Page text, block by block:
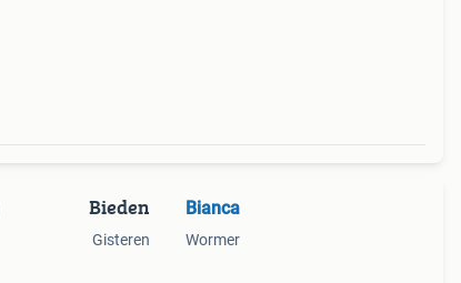
Bieden
Gisteren
Bianca
Wormer